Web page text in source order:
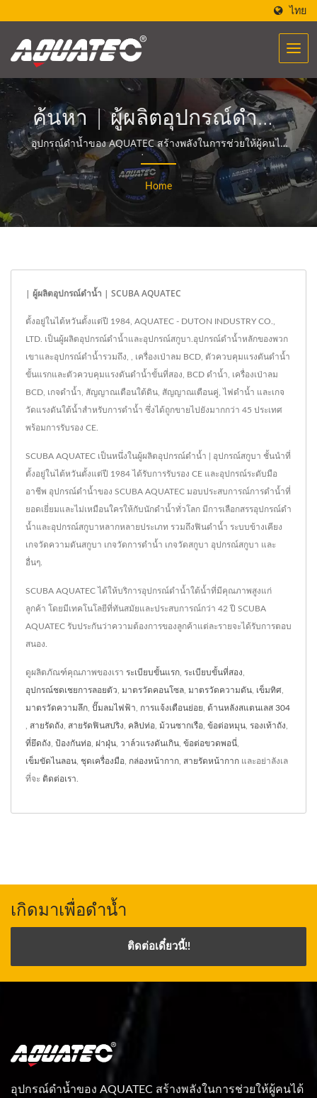
ไทย
ค้นหา | ผู้ผลิตอุปกรณ์ดำน้ำ
และอุปกรณ์กว่า 40 ปี |
SCUBA AQUATEC
อุปกรณ์ดำน้ำของ AQUATEC สร้างพลังในการช่วยให้ผู้คนได้
พบเจอและสื่อสารกับมหาสมุทร.
Home
| ผู้ผลิตอุปกรณ์ดำน้ำ | SCUBA AQUATEC
ตั้งอยู่ในไต้หวันตั้งแต่ปี 1984, AQUATEC - DUTON INDUSTRY CO.,
LTD. เป็นผู้ผลิตอุปกรณ์ดำน้ำและอุปกรณ์สกูบา.อุปกรณ์ดำน้ำหลักของพวก
เขาและอุปกรณ์ดำน้ำรวมถึง, , เครื่องเป่าลม BCD, ตัวควบคุมแรงดันดำน้ำ
ขั้นแรกและตัวควบคุมแรงดันดำน้ำขั้นที่สอง, BCD ดำน้ำ, เครื่องเป่าลม
BCD, เกจดำน้ำ, สัญญาณเตือนใต้ดิน, สัญญาณเตือนคู่, ไฟดำน้ำ และเกจ
วัดแรงดันใต้น้ำสำหรับการดำน้ำ ซึ่งได้ถูกขายไปยังมากกว่า 45 ประเทศ
พร้อมการรับรอง CE.
SCUBA AQUATEC เป็นหนึ่งในผู้ผลิตอุปกรณ์ดำน้ำ | อุปกรณ์สกูบา ชั้นนำที่
ตั้งอยู่ในไต้หวันตั้งแต่ปี 1984 ได้รับการรับรอง CE และอุปกรณ์ระดับมือ
อาชีพ อุปกรณ์ดำน้ำของ SCUBA AQUATEC มอบประสบการณ์การดำน้ำที่
ยอดเยี่ยมและไม่เหมือนใครให้กับนักดำน้ำทั่วโลก มีการเลือกสรรอุปกรณ์ดำ
น้ำและอุปกรณ์สกูบาหลากหลายประเภท รวมถึงฟินดำน้ำ ระบบข้างเคียง
เกจวัดความดันสกูบา เกจวัดการดำน้ำ เกจวัดสกูบา อุปกรณ์สกูบา และ
อื่นๆ.
SCUBA AQUATEC ได้ให้บริการอุปกรณ์ดำน้ำใต้น้ำที่มีคุณภาพสูงแก่
ลูกค้า โดยมีเทคโนโลยีที่ทันสมัยและประสบการณ์กว่า 42 ปี SCUBA
AQUATEC รับประกันว่าความต้องการของลูกค้าแต่ละรายจะได้รับการตอบ
สนอง.
ดูผลิตภัณฑ์คุณภาพของเรา ระเบียบขั้นแรก ระเบียบขั้นที่สอง
อุปกรณ์ชดเชยการลอยตัว มาตรวัดคอนโซล มาตรวัดความดัน เข็มทิศ
มาตรวัดความลึก ปั๊มลมไฟฟ้า การแจ้งเตือนย่อย ด้านหลังสแตนเลส 304
สายรัดถัง สายรัดฟินสปริง คลิปท่อ ม้วนซากเรือ ข้อต่อหมุน รองเท้าถัง
ที่ยึดถัง ป้องกันท่อ ฝาฝุ่น วาล์วแรงดันเกิน ข้อต่อขวดพอนี่
เข็มขัดไนลอน ชุดเครื่องมือ กล่องหน้ากาก สายรัดหน้ากาก และอย่าลังเล
ที่จะ ติดต่อเรา
เกิดมาเพื่อดำน้ำ
ติดต่อเดี๋ยวนี้!!
อุปกรณ์ดำน้ำของ AQUATEC สร้างพลังในการช่วยให้ผู้คนได้